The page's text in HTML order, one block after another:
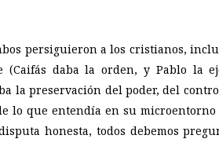
persiguieron a los cristianos,
daba la orden, y Pablo la
la preservación del poder, del
lo que entendía en su microentorno
honesta, todos debemos